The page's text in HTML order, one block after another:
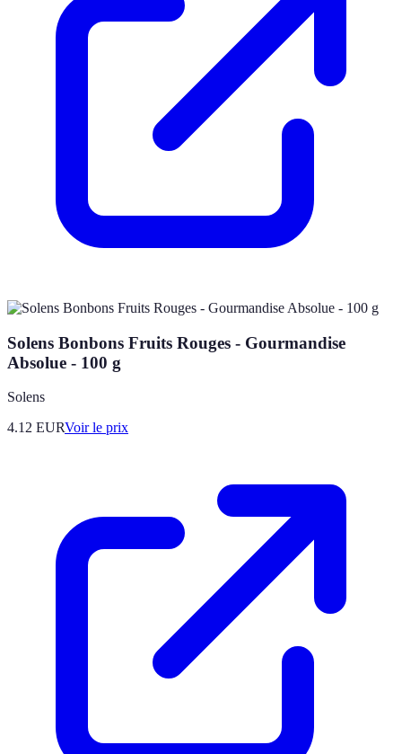
Solens Bonbons Fruits Rouges - Gourmandise
Absolue - 100 g
Solens
4.12 EURVoir le prix